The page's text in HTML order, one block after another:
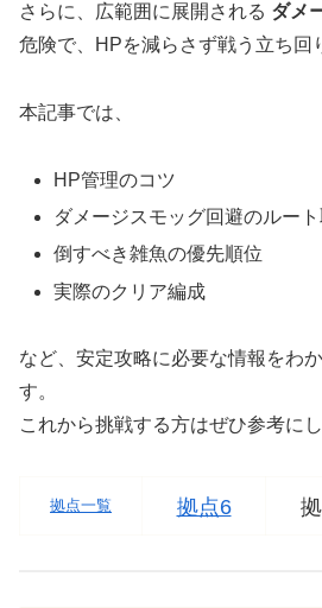
さらに、広範囲に展開される ダメ
危険で、HPを減らさず戦う立ち回
本記事では、
HP管理のコツ
ダメージスモッグ回避のルート
倒すべき雑魚の優先順位
実際のクリア編成
など、安定攻略に必要な情報をわ
す。
これから挑戦する方はぜひ参考に
拠点一覧 拠点6